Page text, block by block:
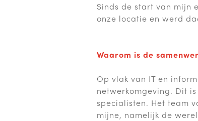
Sinds de start van mijn
onze locatie en werd
Waarom is de
Op vlak van IT en
netwerkomgeving. Dit
specialisten. Het team
mijne, namelijk de